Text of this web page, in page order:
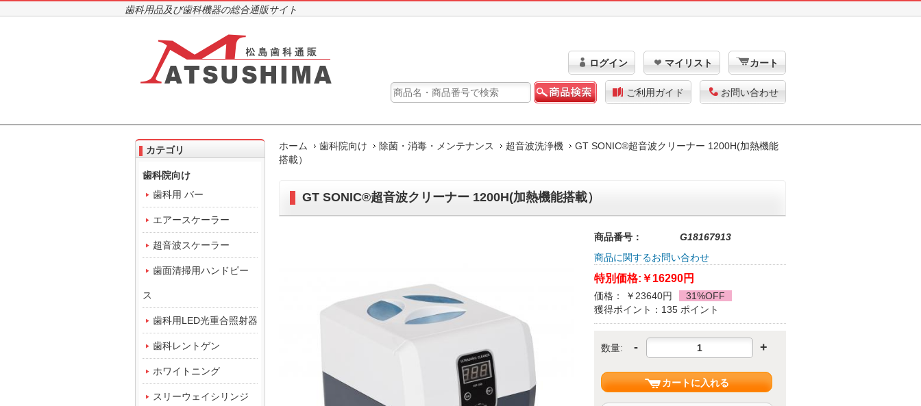
歯科用品及び歯科機器の総合通販サイト
ログイン マイリスト カート
ご利用ガイド お問い合わせ
ホーム 歯科院向け 除菌・消毒・メンテナンス 超音波洗浄機
GT SONIC®超音波クリーナー 1200H(加熱機能
搭載）
GT SONIC®超音波クリーナー 1200H(加熱機能搭載）
商品番号：
G18167913
商品に関するお問い合わせ
特別価格: ￥16290円
価格： ￥23640円
31%OFF
獲得ポイント：135 ポイント
数量: - +
カートに入れる
カテゴリ
歯科院向け
歯科用 バー
エアースケーラー
超音波スケーラー
歯面清掃用ハンドピー
ス
歯科用LED光重合照射器
歯科レントゲン
ホワイトニング
スリーウェイシリンジ